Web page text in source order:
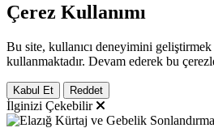
Çerez Kullanımı
Bu site, kullanıcı deneyimini
kullanmaktadır. Devam ederek bu
Kabul Et Reddet
İlginizi Çekebilir